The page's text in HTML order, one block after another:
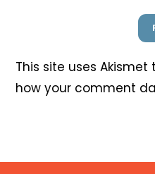
This site uses
how your comment